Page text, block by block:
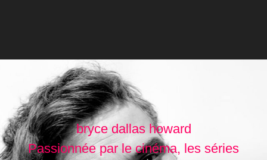
bryce dallas howard
Passionnée par le cinéma, les séries